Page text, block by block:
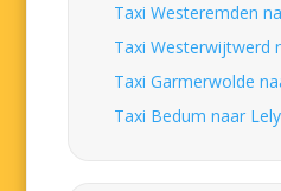
Taxi Westeremden
Taxi Westerwijtwerd
Taxi Garmerwolde
Taxi Bedum naar